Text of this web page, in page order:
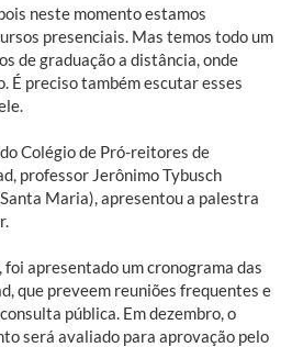
neste momento estamos
presenciais. Mas temos todo um
de graduação a distância, onde
É preciso também escutar esses
Colégio de Pró-reitores de
professor Jerônimo Tybusch
Maria), apresentou a palestra
apresentado um cronograma das
que preveem reuniões frequentes e
pública. Em dezembro, o
será avaliado para aprovação pelo